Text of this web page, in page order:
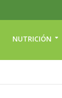
NUTRICIÓN